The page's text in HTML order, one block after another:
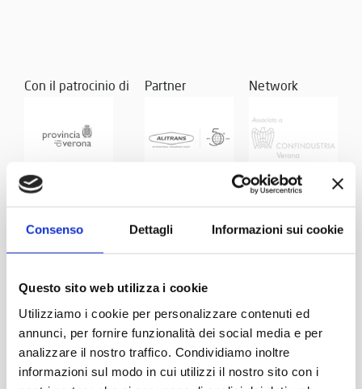
Consenso Dettagli Informazioni sui cookie
Questo sito web utilizza i cookie
Utilizziamo i cookie per personalizzare contenuti ed
annunci, per fornire funzionalità dei social media e per
analizzare il nostro traffico. Condividiamo inoltre
informazioni sul modo in cui utilizzi il nostro sito con i
Con il patrocinio di Partner Network